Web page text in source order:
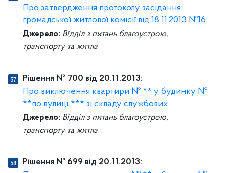
Про затвердження протоколу засідання
громадської житлової комісії від 18.11.2013 №16.
Джерело: Відділ з питань благоустрою,
транспорту та житла
Рішення № 700 від 20.11.2013:
Про виключення квартири № ** у будинку №
**по вулиці *** зі складу службових.
Джерело: Відділ з питань благоустрою,
транспорту та житла
Рішення № 699 від 20.11.2013: